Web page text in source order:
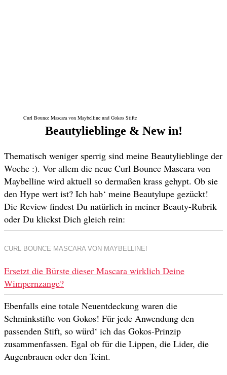
Curl Bounce Mascara von Maybelline und Gokos Stifte
Beautylieblinge & New in!
Thematisch weniger sperrig sind meine Beautylieblinge der
Woche :). Vor allem die neue Curl Bounce Mascara von
Maybelline wird aktuell so dermaßen krass gehypt. Ob sie
den Hype wert ist? Ich hab‘ meine Beautylupe gezückt!
Die Review findest Du natürlich in meiner Beauty-Rubrik
oder Du klickst Dich gleich rein:
CURL BOUNCE MASCARA VON MAYBELLINE!
Ersetzt die Bürste dieser Mascara wirklich Deine
Wimpernzange?
Ebenfalls eine totale Neuentdeckung waren die
Schminkstifte von Gokos! Für jede Anwendung den
passenden Stift, so würd‘ ich das Gokos-Prinzip
zusammenfassen. Egal ob für die Lippen, die Lider, die
Augenbrauen oder den Teint.